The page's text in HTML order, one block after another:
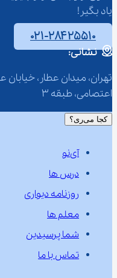
یاد بگیر!
۰۲۱-۲۸۴۲۵۵۱۰
نشانی:
اعتصامی، طبقه 3
کجا می‌ری؟
آی‌نو
درس ها
روزنامه دیواری
معلم ها
شما پرسیدین
تماس با ما